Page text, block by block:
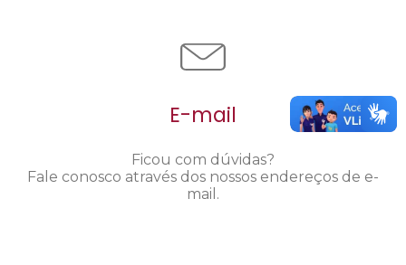
E-mail
Ficou com dúvidas?
Fale conosco através dos nossos endereços de e-
mail.